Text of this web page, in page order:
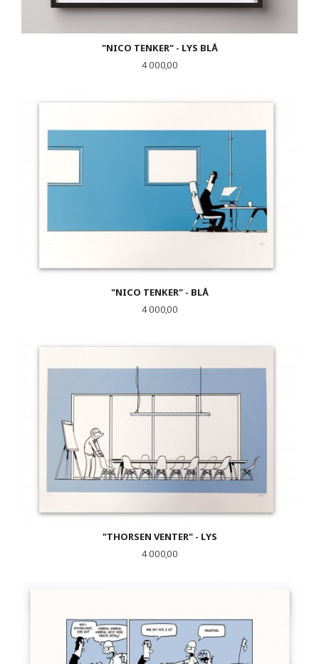
"NICO TENKER" - LYS BLÅ
Pris
4 000,00
"NICO TENKER" - BLÅ
Pris
4 000,00
"THORSEN VENTER" - LYS
Pris
4 000,00